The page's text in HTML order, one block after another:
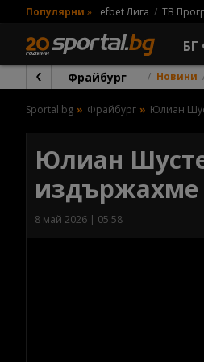
Популярни » efbet Лига ТВ
БГ
Фрайбург Новини
Sportal.bg Фрайбург Юлиан
Юлиан
издържахме
8 май 2026 | 05:58